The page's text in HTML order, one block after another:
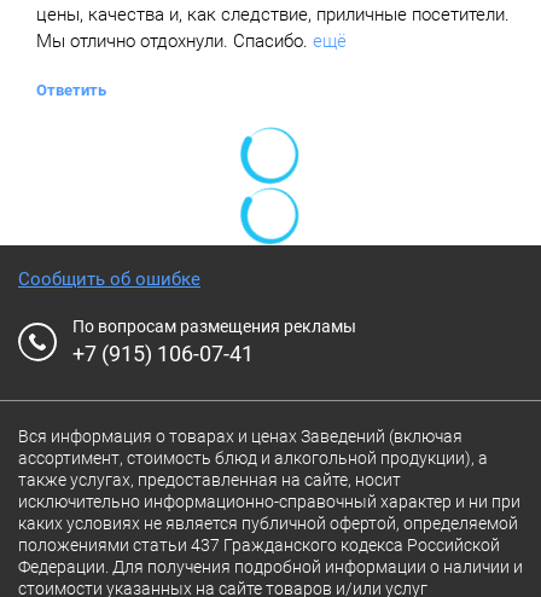
цены, качества и, как следствие, приличные посетители.
Мы отлично отдохнули. Спасибо. ещё
Ответить
Сообщить об ошибке
По вопросам размещения рекламы
+7 (915) 106-07-41
Вся информация о товарах и ценах Заведений (включая
ассортимент, стоимость блюд и алкогольной продукции), а
также услугах, предоставленная на сайте, носит
исключительно информационно-справочный характер и ни при
каких условиях не является публичной офертой, определяемой
положениями статьи 437 Гражданского кодекса Российской
Федерации. Для получения подробной информации о наличии и
стоимости указанных на сайте товаров и/или услуг